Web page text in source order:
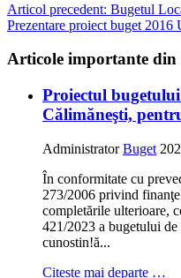
Articol precedent: Bugetul
Prezentare proiect buget 2016
Articole importante din
Proiectul
Călimăneşti,
AdministratorBuget
În conformitate cu
273/2006 privind
completările ulterioare,
421/2023 a bugetului
cunostin!ă...
Citește mai departe …